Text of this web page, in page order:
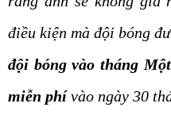
điều kiện mà đội bóng
đội bóng vào tháng
miễn phívào ngày 30